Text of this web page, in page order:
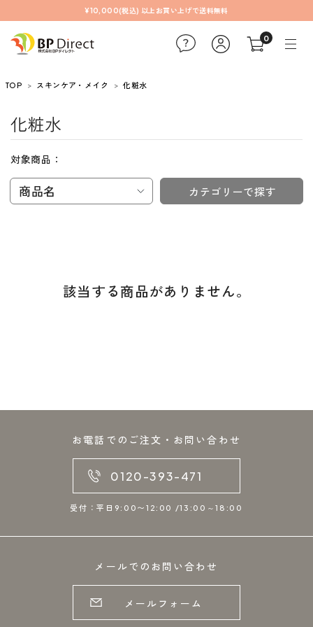
¥10,000(税込) 以上お買い上げで送料無料
0
TOP スキンケア・メイク 化粧水
化粧水
対象商品：
商品名 カテゴリーで探す
該当する商品がありません。
お電話でのご注文・お問い合わせ
0120-393-471
受付：平日9:00〜12:00 /13:00～18:00
メールでのお問い合わせ
メールフォーム